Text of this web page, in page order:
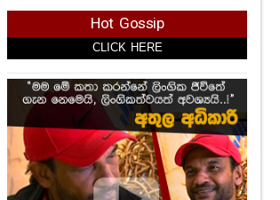
Hot Gossip
CLICK HERE